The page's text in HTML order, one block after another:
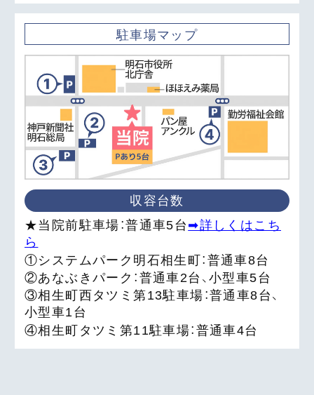
駐車場マップ
収容台数
★当院前駐車場：普通車5台 ➡詳しくはこち
ら
①システムパーク明石相生町：普通車8台
②あなぶきパーク：普通車2台、小型車5台
③相生町西タツミ第13駐車場：普通車8台、
小型車1台
④相生町タツミ第11駐車場：普通車4台